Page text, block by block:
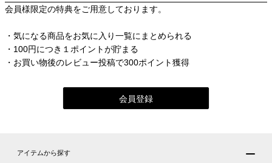
会員様限定の特典をご用意しております。
・気になる商品をお気に入り一覧にまとめられる
・100円につき１ポイントが貯まる
・お買い物後のレビュー投稿で300ポイント獲得
会員登録
アイテムから探す